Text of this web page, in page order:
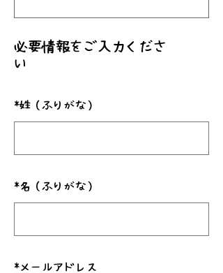
必要情報をご入力くださ
い
*姓（ふりがな）
*名（ふりがな）
*メールアドレス